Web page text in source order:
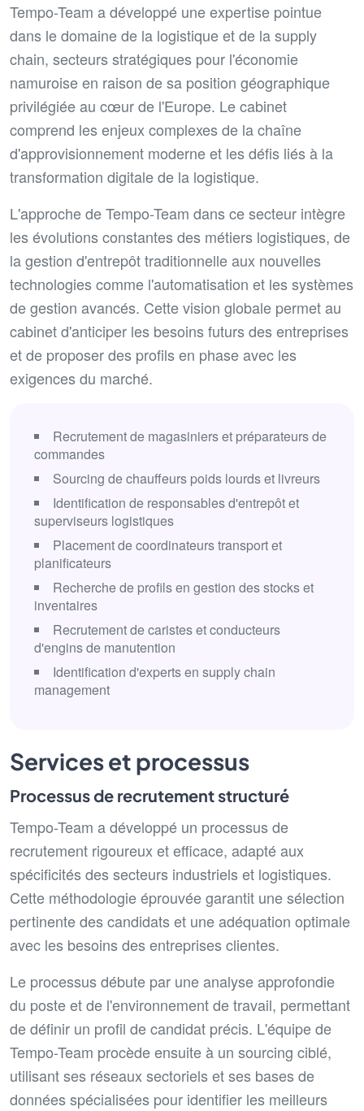
Tempo-Team a développé une expertise pointue
dans le domaine de la logistique et de la supply
chain, secteurs stratégiques pour l'économie
namuroise en raison de sa position géographique
privilégiée au cœur de l'Europe. Le cabinet
comprend les enjeux complexes de la chaîne
d'approvisionnement moderne et les défis liés à la
transformation digitale de la logistique.
L'approche de Tempo-Team dans ce secteur intègre
les évolutions constantes des métiers logistiques, de
la gestion d'entrepôt traditionnelle aux nouvelles
technologies comme l'automatisation et les systèmes
de gestion avancés. Cette vision globale permet au
cabinet d'anticiper les besoins futurs des entreprises
et de proposer des profils en phase avec les
exigences du marché.
Recrutement de magasiniers et préparateurs de
commandes
Sourcing de chauffeurs poids lourds et livreurs
Identification de responsables d'entrepôt et
superviseurs logistiques
Placement de coordinateurs transport et
planificateurs
Recherche de profils en gestion des stocks et
inventaires
Recrutement de caristes et conducteurs
d'engins de manutention
Identification d'experts en supply chain
management
Services et processus
Processus de recrutement structuré
Tempo-Team a développé un processus de
recrutement rigoureux et efficace, adapté aux
spécificités des secteurs industriels et logistiques.
Cette méthodologie éprouvée garantit une sélection
pertinente des candidats et une adéquation optimale
avec les besoins des entreprises clientes.
Le processus débute par une analyse approfondie
du poste et de l'environnement de travail, permettant
de définir un profil de candidat précis. L'équipe de
Tempo-Team procède ensuite à un sourcing ciblé,
utilisant ses réseaux sectoriels et ses bases de
données spécialisées pour identifier les meilleurs